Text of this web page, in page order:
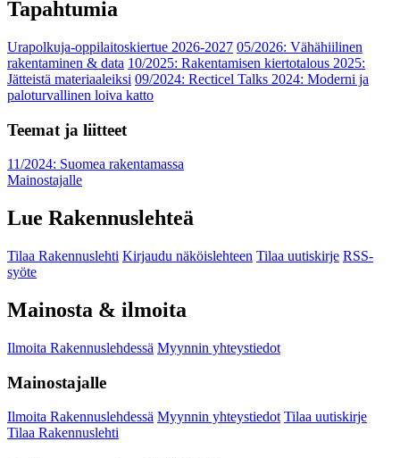
Tapahtumia
Urapolkuja-oppilaitoskiertue 2026-2027 05/2026: Vähähiilinen
rakentaminen & data 10/2025: Rakentamisen kiertotalous 2025:
Jätteistä materiaaleiksi 09/2024: Recticel Talks 2024: Moderni ja
paloturvallinen loiva katto
Teemat ja liitteet
11/2024: Suomea rakentamassa
Mainostajalle
Lue Rakennuslehteä
Tilaa Rakennuslehti Kirjaudu näköislehteen Tilaa uutiskirje RSS-
syöte
Mainosta & ilmoita
Ilmoita Rakennuslehdessä Myynnin yhteystiedot
Mainostajalle
Ilmoita Rakennuslehdessä Myynnin yhteystiedot Tilaa uutiskirje
Tilaa Rakennuslehti